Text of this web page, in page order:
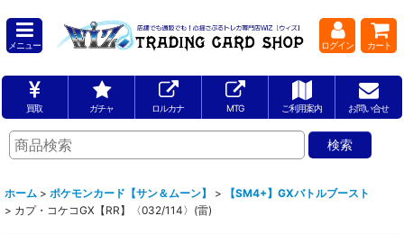
メニュー ログイン カート
買取 ガチャ ロルカナ MTG ご利用案内 お問い合せ
ホーム > ポケモンカード【サン＆ムーン】 >
【SM4+】GXバトルブースト
> カプ・コケコGX【RR】〈032/114〉(雷)